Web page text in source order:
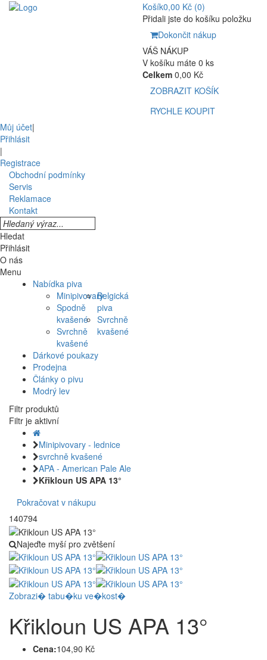
Košík0,00 Kč (0)
Přidali jste do košíku položku
Dokončit nákup
VÁŠ NÁKUP
V košíku máte 0 ks
Celkem 0,00 Kč
ZOBRAZIT KOŠÍK
RYCHLE KOUPIT
Můj účet|
Přihlásit
|
Registrace
Obchodní podmínky
Servis
Reklamace
Kontakt
Hledat
Přihlásit
O nás
Menu
Nabídka piva
Minipivovary
Spodně
kvašené
Svrchně
kvašené
Belgická
piva
Svrchně
kvašené
Dárkové poukazy
Prodejna
Články o pivu
Modrý lev
Filtr produktů
Filtr je aktivní
Minipivovary - lednice
svrchně kvašené
APA - American Pale Ale
Křikloun US APA 13°
Pokračovat v nákupu
140794
Najeďte myší pro zvětšení
Zobrazi� tabu�ku ve�kost�
Křikloun US APA 13°
Cena:104,90 Kč